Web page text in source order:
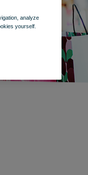
analyze
yourself.